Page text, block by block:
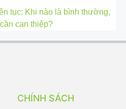
tục: Khi nào là bình thường,
can thiệp?
CHÍNH SÁCH